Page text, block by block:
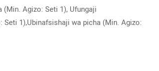
Agizo: Seti 1), Ufungaji
1),Ubinafsishaji wa picha (Min. Agizo: